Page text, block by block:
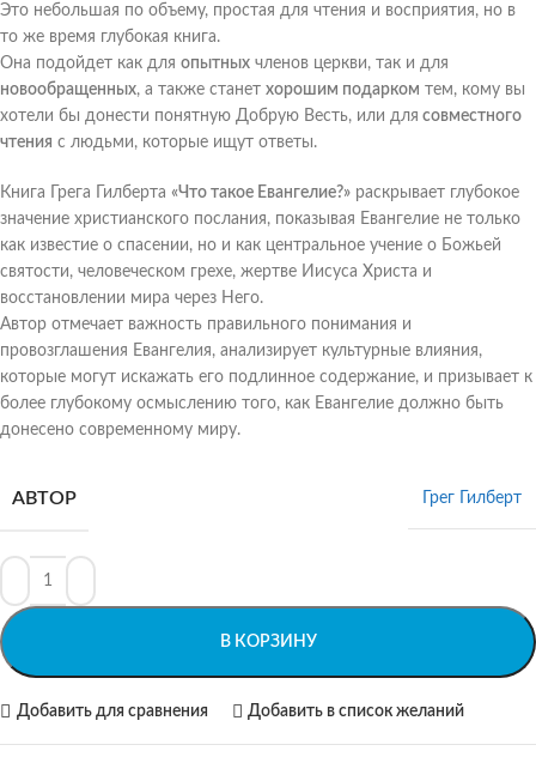
Это небольшая по объему, простая для чтения и восприятия, но в
то же время глубокая книга.
Она подойдет как для опытных членов церкви, так и для
новообращенных, а также станет хорошим подарком тем, кому вы
хотели бы донести понятную Добрую Весть, или для совместного
чтения с людьми, которые ищут ответы.
Книга Грега Гилберта «Что такое Евангелие?» раскрывает глубокое
значение христианского послания, показывая Евангелие не только
как известие о спасении, но и как центральное учение о Божьей
святости, человеческом грехе, жертве Иисуса Христа и
восстановлении мира через Него.
Автор отмечает важность правильного понимания и
провозглашения Евангелия, анализирует культурные влияния,
которые могут искажать его подлинное содержание, и призывает к
более глубокому осмыслению того, как Евангелие должно быть
донесено современному миру.
АВТОР Грег Гилберт
В КОРЗИНУ
Добавить для сравнения Добавить в список желаний